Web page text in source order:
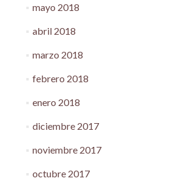
mayo 2018
abril 2018
marzo 2018
febrero 2018
enero 2018
diciembre 2017
noviembre 2017
octubre 2017